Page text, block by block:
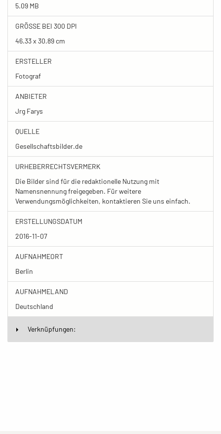
5.09 MB
GRÖSSE BEI 300 DPI
46.33 x 30.89 cm
ERSTELLER
Fotograf
ANBIETER
Jrg Farys
QUELLE
Gesellschaftsbilder.de
URHEBERRECHTSVERMERK
Die Bilder sind für die redaktionelle Nutzung mit
Namensnennung freigegeben. Für weitere
Verwendungsmöglichkeiten, kontaktieren Sie uns einfach.
ERSTELLUNGSDATUM
2016-11-07
AUFNAHMEORT
Berlin
AUFNAHMELAND
Deutschland
Verknüpfungen: